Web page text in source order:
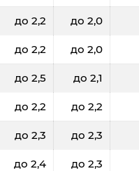
до 2,2 до 2,0
до 2,2 до 2,0
до 2,5 до 2,1
до 2,2 до 2,2
до 2,3 до 2,3
до 2,4 до 2,3